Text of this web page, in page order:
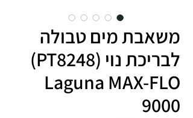
משאבת מים טבולה
לבריכת נוי (PT8248)
Laguna MAX-FLO
9000